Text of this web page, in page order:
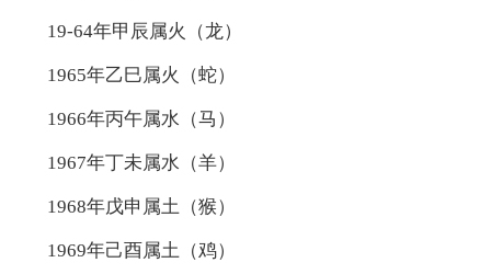
19-64年甲辰属火（龙）
1965年乙巳属火（蛇）
1966年丙午属水（马）
1967年丁未属水（羊）
1968年戊申属土（猴）
1969年己酉属土（鸡）